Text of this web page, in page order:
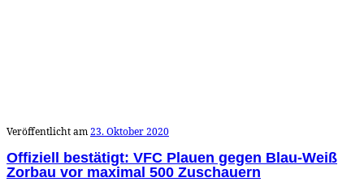
Veröffentlicht am23. Oktober 2020
Offiziell bestätigt: VFC Plauen gegen Blau-Weiß
Zorbau vor maximal 500 Zuschauern